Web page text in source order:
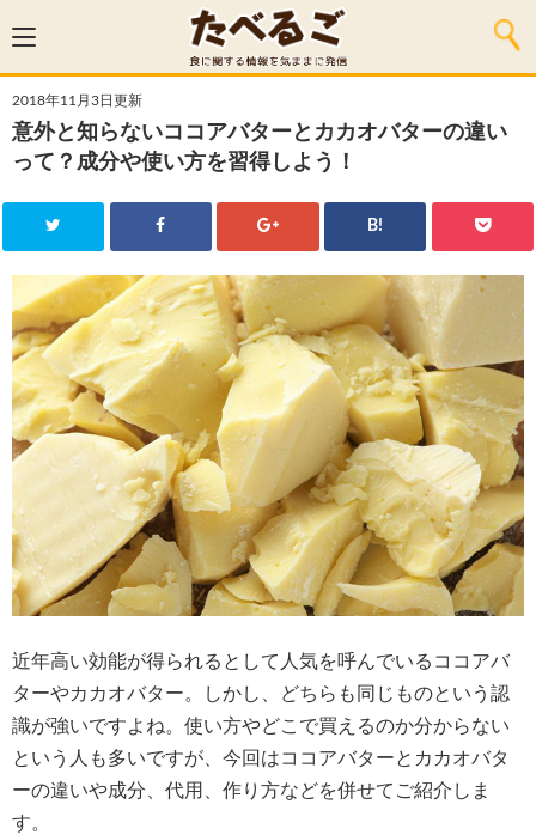
2018年11月3日更新
意外と知らないココアバターとカカオバターの違い
って？成分や使い方を習得しよう！
B!
近年高い効能が得られるとして人気を呼んでいるココアバ
ターやカカオバター。しかし、どちらも同じものという認
識が強いですよね。使い方やどこで買えるのか分からない
という人も多いですが、今回はココアバターとカカオバタ
ーの違いや成分、代用、作り方などを併せてご紹介しま
す。